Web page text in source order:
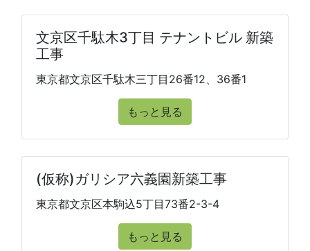
文京区千駄木3丁目 テナントビル 新築
工事
東京都文京区千駄木三丁目26番12、36番1
もっと見る
(仮称)ガリシア六義園新築工事
東京都文京区本駒込5丁目73番2-3-4
もっと見る